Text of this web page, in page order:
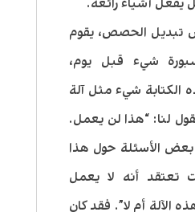
يفعل أشياء رائعة.
تبديل الحصص، يقوم
شيء قبل يوم،
الكتابة شيء مثل آلة
لنا: “هذا لن يعمل.
الأسئلة حول هذا
تعتقد أنه لا يعمل
الآلة أم لا”. فقد كان